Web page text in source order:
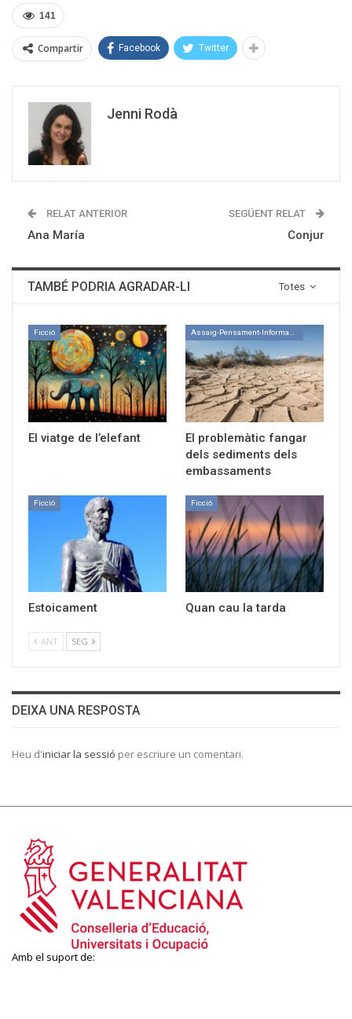
141
Compartir Facebook Twitter
Jenni Rodà
RELAT ANTERIOR
Ana María
SEGÜENT RELAT
Conjur
Totes
TAMBÉ PODRIA AGRADAR-LI
Ficció
El viatge de l’elefant
Assaig-Pensament-Informació
El problemàtic fangar
dels sediments dels
embassaments
Ficció
Estoicament
Ficció
Quan cau la tarda
ANT SEG
DEIXA UNA RESPOSTA
Heu d'iniciar la sessió per escriure un comentari.
Amb el suport de: